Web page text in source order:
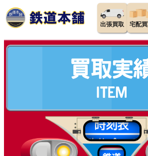
出張買取 宅配